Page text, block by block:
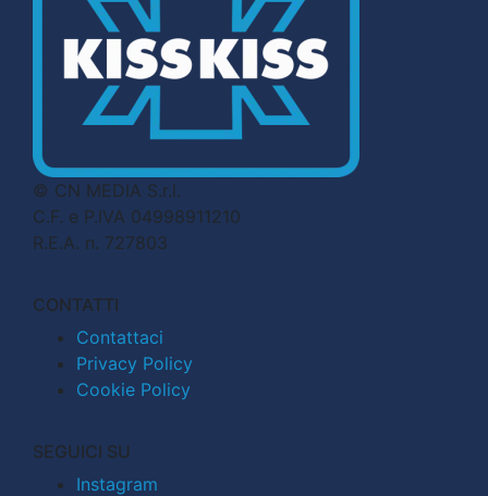
© CN MEDIA S.r.l.
C.F. e P.IVA 04998911210
R.E.A. n. 727803
CONTATTI
Contattaci
Privacy Policy
Cookie Policy
SEGUICI SU
Instagram